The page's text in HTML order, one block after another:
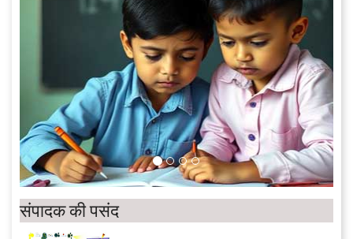
संपादक की पसंद